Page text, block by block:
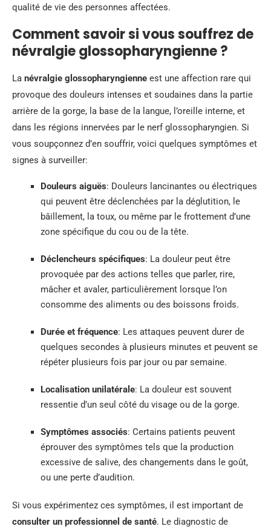
qualité de vie des personnes affectées.
Comment savoir si vous souffrez de
névralgie glossopharyngienne ?
La névralgie glossopharyngienne est une affection rare qui
provoque des douleurs intenses et soudaines dans la partie
arrière de la gorge, la base de la langue, l’oreille interne, et
dans les régions innervées par le nerf glossopharyngien. Si
vous soupçonnez d’en souffrir, voici quelques symptômes et
signes à surveiller:
Douleurs aiguës: Douleurs lancinantes ou électriques
qui peuvent être déclenchées par la déglutition, le
bâillement, la toux, ou même par le frottement d’une
zone spécifique du cou ou de la tête.
Déclencheurs spécifiques: La douleur peut être
provoquée par des actions telles que parler, rire,
mâcher et avaler, particulièrement lorsque l’on
consomme des aliments ou des boissons froids.
Durée et fréquence: Les attaques peuvent durer de
quelques secondes à plusieurs minutes et peuvent se
répéter plusieurs fois par jour ou par semaine.
Localisation unilatérale: La douleur est souvent
ressentie d’un seul côté du visage ou de la gorge.
Symptômes associés: Certains patients peuvent
éprouver des symptômes tels que la production
excessive de salive, des changements dans le goût,
ou une perte d’audition.
Si vous expérimentez ces symptômes, il est important de
consulter un professionnel de santé. Le diagnostic de